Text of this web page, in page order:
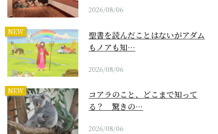
2026/08/06
NEW
聖書を読んだことはないがアダム
もノアも知…
2026/08/06
NEW
コアラのこと、どこまで知って
る？ 驚きの…
2026/08/06